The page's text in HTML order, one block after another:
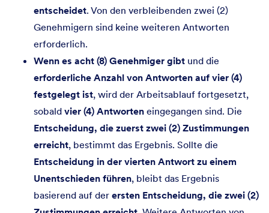
entscheidet. Von den verbleibenden zwei (2)
Genehmigern sind keine weiteren Antworten
erforderlich.
Wenn es acht (8) Genehmiger gibt und die
erforderliche Anzahl von Antworten auf vier (4)
festgelegt ist, wird der Arbeitsablauf fortgesetzt,
sobald vier (4) Antworten eingegangen sind. Die
Entscheidung, die zuerst zwei (2) Zustimmungen
erreicht, bestimmt das Ergebnis. Sollte die
Entscheidung in der vierten Antwort zu einem
Unentschieden führen, bleibt das Ergebnis
basierend auf der ersten Entscheidung, die zwei (2)